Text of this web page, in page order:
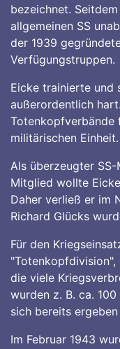
bezeichnet.
allgemeinen SS
der 1939
Verfügungstruppen.
Eicke trainierte und
außerordentlich
Totenkopfverbände
militärischen Einheit.
Als überzeugter
Mitglied wollte
Daher verließ er im
Richard Glücks
Für den
"Totenkopfdivision",
die viele
wurden z. B. ca.
sich bereits ergeben
Im Februar 1943